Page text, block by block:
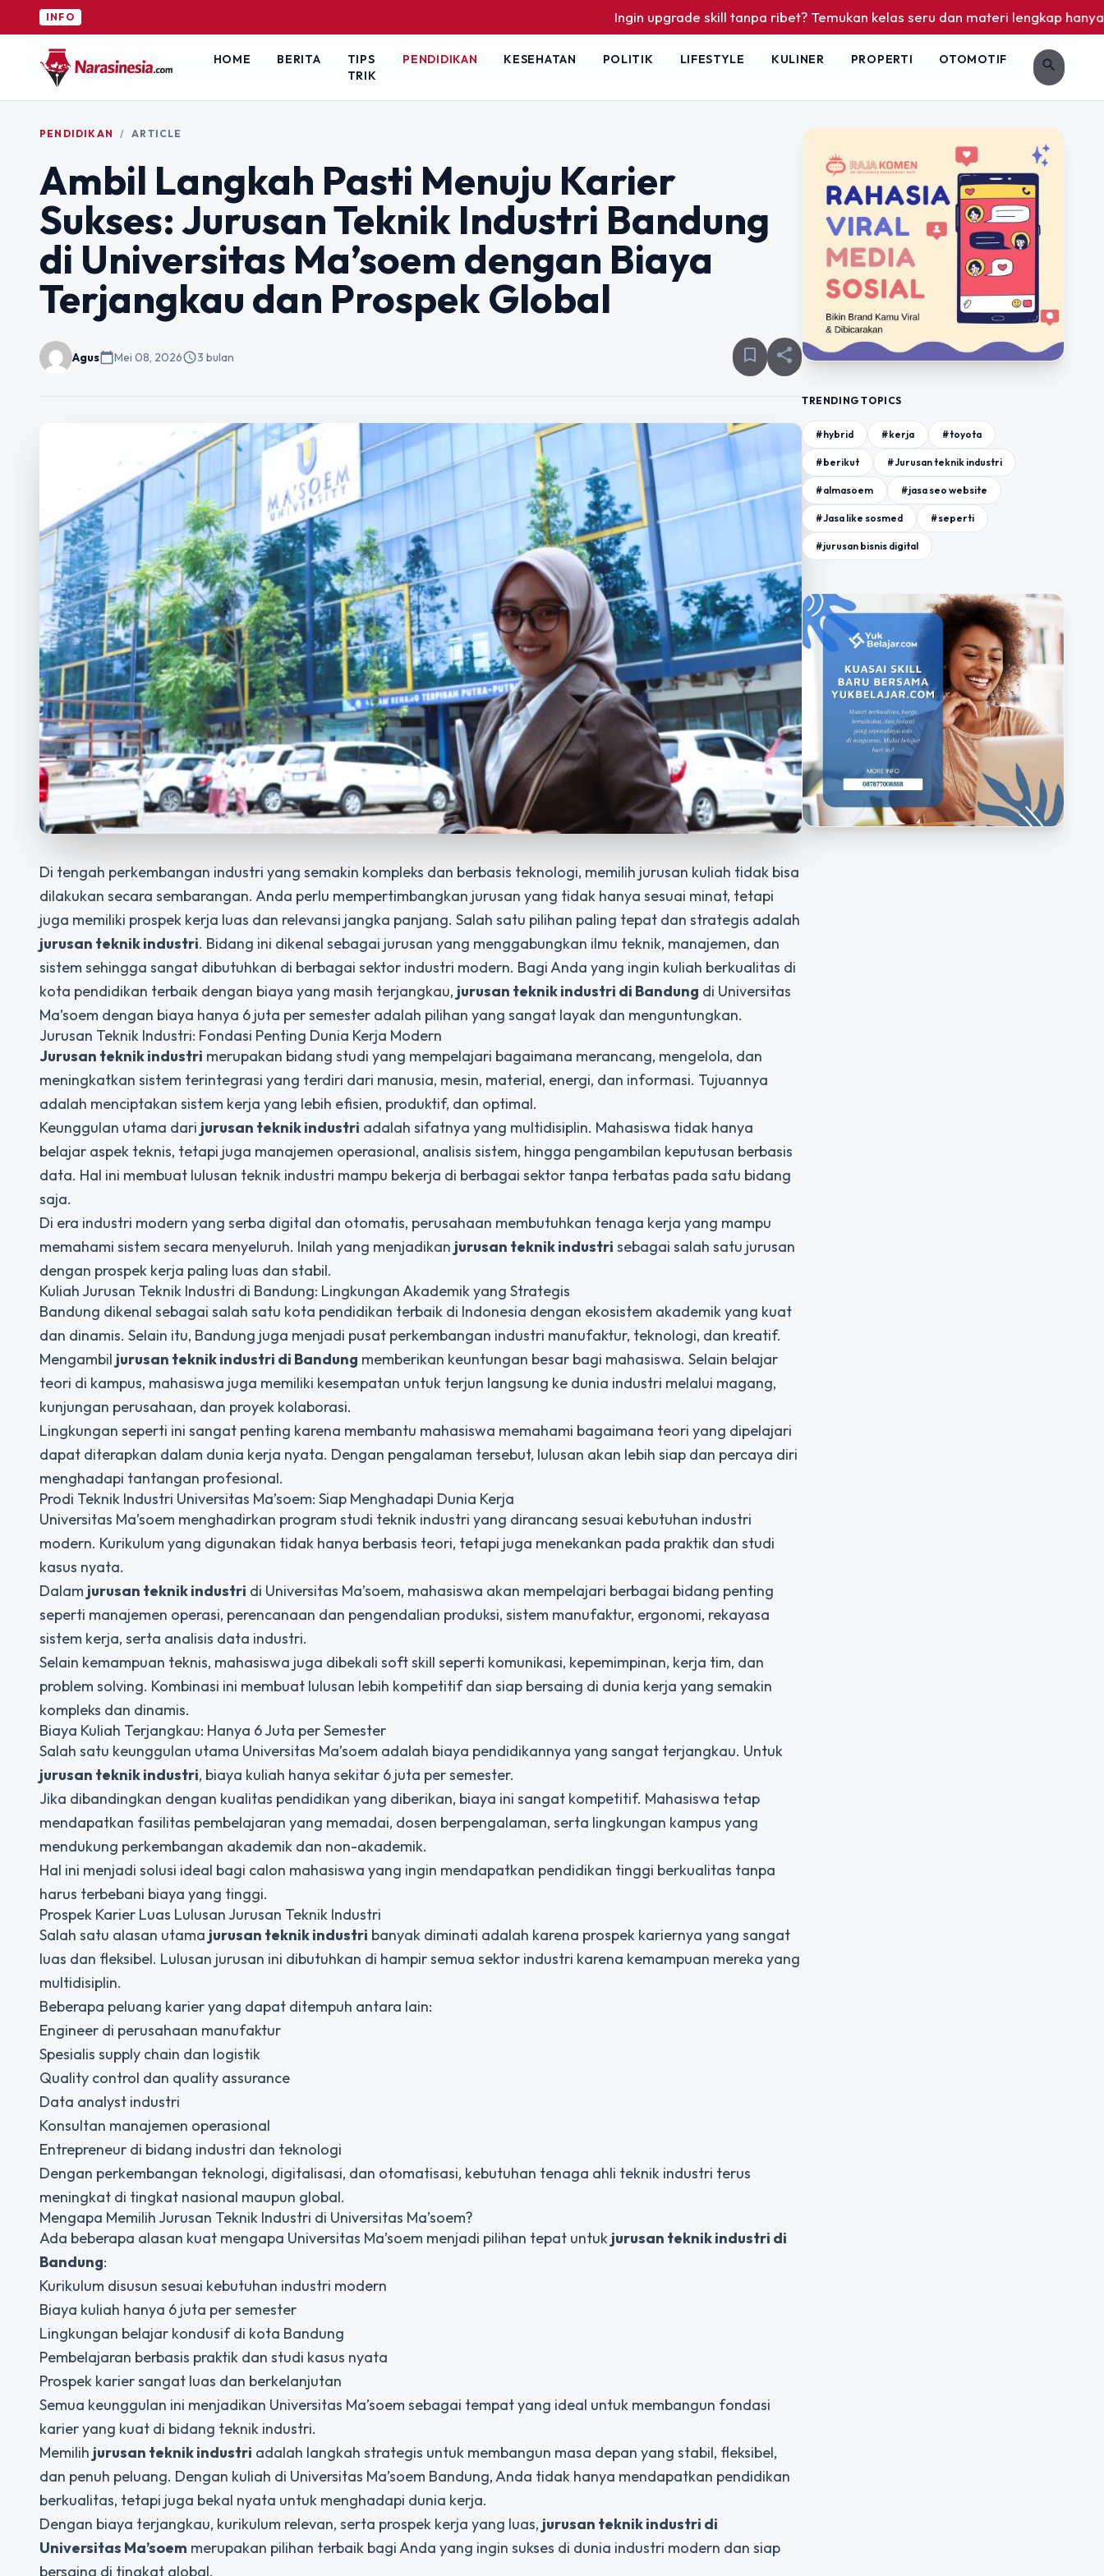
INFO Ingin upgrade skill tanpa ribet? Temukan kelas seru dan materi lengkap hanya di
HOME BERITA
TIPS
TRIK
PENDIDIKAN KESEHATAN POLITIK LIFESTYLE KULINER PROPERTI OTOMOTIF search
PENDIDIKAN / ARTICLE
Ambil Langkah Pasti Menuju Karier
Sukses: Jurusan Teknik Industri Bandung
di Universitas Ma’soem dengan Biaya
Terjangkau dan Prospek Global
Aguscalendar_todayMei 08, 2026schedule3 bulan bookmark_border share
Di tengah perkembangan industri yang semakin kompleks dan berbasis teknologi, memilih jurusan kuliah tidak bisa
dilakukan secara sembarangan. Anda perlu mempertimbangkan jurusan yang tidak hanya sesuai minat, tetapi
juga memiliki prospek kerja luas dan relevansi jangka panjang. Salah satu pilihan paling tepat dan strategis adalah
jurusan teknik industri. Bidang ini dikenal sebagai jurusan yang menggabungkan ilmu teknik, manajemen, dan
sistem sehingga sangat dibutuhkan di berbagai sektor industri modern. Bagi Anda yang ingin kuliah berkualitas di
kota pendidikan terbaik dengan biaya yang masih terjangkau, jurusan teknik industri di Bandung di Universitas
Ma’soem dengan biaya hanya 6 juta per semester adalah pilihan yang sangat layak dan menguntungkan.
Jurusan Teknik Industri: Fondasi Penting Dunia Kerja Modern
Jurusan teknik industri merupakan bidang studi yang mempelajari bagaimana merancang, mengelola, dan
meningkatkan sistem terintegrasi yang terdiri dari manusia, mesin, material, energi, dan informasi. Tujuannya
adalah menciptakan sistem kerja yang lebih efisien, produktif, dan optimal.
Keunggulan utama dari jurusan teknik industri adalah sifatnya yang multidisiplin. Mahasiswa tidak hanya
belajar aspek teknis, tetapi juga manajemen operasional, analisis sistem, hingga pengambilan keputusan berbasis
data. Hal ini membuat lulusan teknik industri mampu bekerja di berbagai sektor tanpa terbatas pada satu bidang
saja.
Di era industri modern yang serba digital dan otomatis, perusahaan membutuhkan tenaga kerja yang mampu
memahami sistem secara menyeluruh. Inilah yang menjadikan jurusan teknik industri sebagai salah satu jurusan
dengan prospek kerja paling luas dan stabil.
Kuliah Jurusan Teknik Industri di Bandung: Lingkungan Akademik yang Strategis
Bandung dikenal sebagai salah satu kota pendidikan terbaik di Indonesia dengan ekosistem akademik yang kuat
dan dinamis. Selain itu, Bandung juga menjadi pusat perkembangan industri manufaktur, teknologi, dan kreatif.
Mengambil jurusan teknik industri di Bandung memberikan keuntungan besar bagi mahasiswa. Selain belajar
teori di kampus, mahasiswa juga memiliki kesempatan untuk terjun langsung ke dunia industri melalui magang,
kunjungan perusahaan, dan proyek kolaborasi.
Lingkungan seperti ini sangat penting karena membantu mahasiswa memahami bagaimana teori yang dipelajari
dapat diterapkan dalam dunia kerja nyata. Dengan pengalaman tersebut, lulusan akan lebih siap dan percaya diri
menghadapi tantangan profesional.
Prodi Teknik Industri Universitas Ma’soem: Siap Menghadapi Dunia Kerja
Universitas Ma’soem menghadirkan program studi teknik industri yang dirancang sesuai kebutuhan industri
modern. Kurikulum yang digunakan tidak hanya berbasis teori, tetapi juga menekankan pada praktik dan studi
kasus nyata.
Dalam jurusan teknik industri di Universitas Ma’soem, mahasiswa akan mempelajari berbagai bidang penting
seperti manajemen operasi, perencanaan dan pengendalian produksi, sistem manufaktur, ergonomi, rekayasa
sistem kerja, serta analisis data industri.
Selain kemampuan teknis, mahasiswa juga dibekali soft skill seperti komunikasi, kepemimpinan, kerja tim, dan
problem solving. Kombinasi ini membuat lulusan lebih kompetitif dan siap bersaing di dunia kerja yang semakin
kompleks dan dinamis.
Biaya Kuliah Terjangkau: Hanya 6 Juta per Semester
Salah satu keunggulan utama Universitas Ma’soem adalah biaya pendidikannya yang sangat terjangkau. Untuk
jurusan teknik industri, biaya kuliah hanya sekitar 6 juta per semester.
Jika dibandingkan dengan kualitas pendidikan yang diberikan, biaya ini sangat kompetitif. Mahasiswa tetap
mendapatkan fasilitas pembelajaran yang memadai, dosen berpengalaman, serta lingkungan kampus yang
mendukung perkembangan akademik dan non-akademik.
Hal ini menjadi solusi ideal bagi calon mahasiswa yang ingin mendapatkan pendidikan tinggi berkualitas tanpa
harus terbebani biaya yang tinggi.
Prospek Karier Luas Lulusan Jurusan Teknik Industri
Salah satu alasan utama jurusan teknik industri banyak diminati adalah karena prospek kariernya yang sangat
luas dan fleksibel. Lulusan jurusan ini dibutuhkan di hampir semua sektor industri karena kemampuan mereka yang
multidisiplin.
Beberapa peluang karier yang dapat ditempuh antara lain:
Engineer di perusahaan manufaktur
Spesialis supply chain dan logistik
Quality control dan quality assurance
Data analyst industri
Konsultan manajemen operasional
Entrepreneur di bidang industri dan teknologi
Dengan perkembangan teknologi, digitalisasi, dan otomatisasi, kebutuhan tenaga ahli teknik industri terus
meningkat di tingkat nasional maupun global.
Mengapa Memilih Jurusan Teknik Industri di Universitas Ma’soem?
Ada beberapa alasan kuat mengapa Universitas Ma’soem menjadi pilihan tepat untuk jurusan teknik industri di
Bandung:
Kurikulum disusun sesuai kebutuhan industri modern
Biaya kuliah hanya 6 juta per semester
Lingkungan belajar kondusif di kota Bandung
Pembelajaran berbasis praktik dan studi kasus nyata
Prospek karier sangat luas dan berkelanjutan
Semua keunggulan ini menjadikan Universitas Ma’soem sebagai tempat yang ideal untuk membangun fondasi
karier yang kuat di bidang teknik industri.
Memilih jurusan teknik industri adalah langkah strategis untuk membangun masa depan yang stabil, fleksibel,
dan penuh peluang. Dengan kuliah di Universitas Ma’soem Bandung, Anda tidak hanya mendapatkan pendidikan
berkualitas, tetapi juga bekal nyata untuk menghadapi dunia kerja.
Dengan biaya terjangkau, kurikulum relevan, serta prospek kerja yang luas, jurusan teknik industri di
Universitas Ma’soem merupakan pilihan terbaik bagi Anda yang ingin sukses di dunia industri modern dan siap
bersaing di tingkat global.
TRENDING TOPICS
#hybrid #kerja #toyota
#berikut #Jurusan teknik industri
#almasoem #jasa seo website
#Jasa like sosmed #seperti
#jurusan bisnis digital